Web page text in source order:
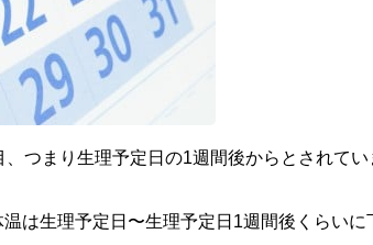
つまり生理予定日の1週間後からとされてい
は生理予定日〜生理予定日1週間後くらいに